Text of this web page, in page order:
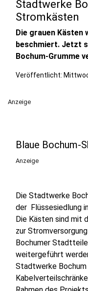
Stadtwerke
Stromkästen
Die grauen
beschmiert. Jetzt
Bochum-Grumme
Veröffentlicht:
Anzeige
Blaue Bochum-
Anzeige
Die Stadtwerke
der Flüssesiedlung
Die Kästen sind mit
zur
Bochumer
weitergeführt
Stadtwerke